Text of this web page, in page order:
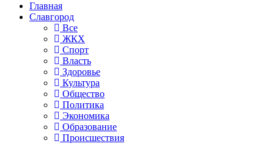
Главная
Славгород
Все
ЖКХ
Спорт
Власть
Здоровье
Культура
Общество
Политика
Экономика
Образование
Происшествия